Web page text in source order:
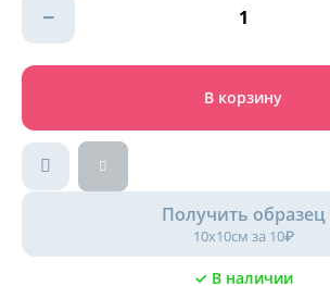
−
В корзину
Получить образец
10х10см за 10₽
✓ В наличии